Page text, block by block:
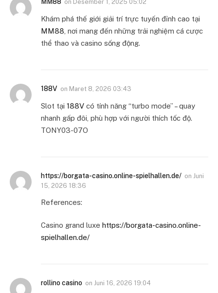
on Desember 1, 2025 05:02
Khám phá thế giới giải trí trực tuyến đỉnh cao tại
MM88 , nơi mang đến những trải nghiệm cá cược
thể thao và casino sống động.
188V on Maret 8, 2026 03:43
Slot tại 188V có tính năng “turbo mode” – quay
nhanh gấp đôi, phù hợp với người thích tốc độ.
TONY03-07O
https://borgata-casino.online-spielhallen.de/ on Juni
15, 2026 18:36
References:
Casino grand luxe https://borgata-casino.online-
spielhallen.de/
rollino casino on Juni 16, 2026 19:04